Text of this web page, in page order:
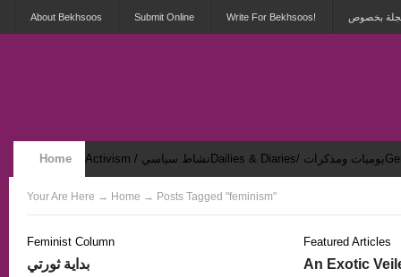
About Bekhsoos Submit Online Write For Bekhsoos! بخصوص
Home Activism / نشاط سياسي Dailies & Diaries/ يوميات ومذكرات
Security & Violence / أمان وعنف Your Are Here → Home → Posts Tagged "feminism"
Feminist Column
بداية ثورتي
Featured Articles
An Exotic